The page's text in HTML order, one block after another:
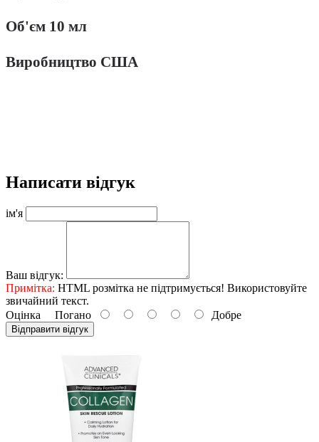
Об'єм 10 мл
Виробництво США
Написати відгук
ім'я
Ваш відгук:
Примітка: HTML розмітка не підтримується! Використовуйте
звичайний текст.
Оцінка Погано Добре
Відправити відгук